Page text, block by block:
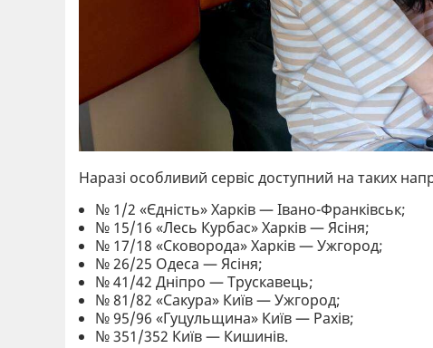
Наразі особливий сервіс доступний на таких
№ 1/2 «Єдність» Харків — Івано-Франківськ;
№ 15/16 «Лесь Курбас» Харків — Ясіня;
№ 17/18 «Сковорода» Харків — Ужгород;
№ 26/25 Одеса — Ясіня;
№ 41/42 Дніпро — Трускавець;
№ 81/82 «Сакура» Київ — Ужгород;
№ 95/96 «Гуцульщина» Київ — Рахів;
№ 351/352 Київ — Кишинів.